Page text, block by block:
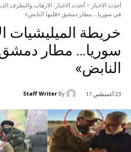
أحدث الاخبار أحدث الاخبار: الارهاب والتطرف
في سوريا... مطار دمشق «قلبها النابض»
خريطة الميليشيات
سوريا… مطار دمشق
النابض»
23 أغسطس 17 By
Staff Writer